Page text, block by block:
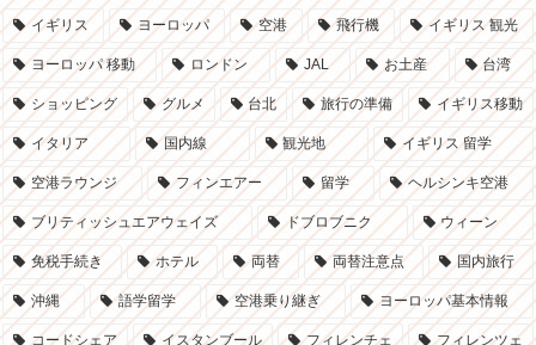
イギリス ヨーロッパ 空港 飛行機 イギリス 観光
ヨーロッパ 移動 ロンドン JAL お土産 台湾
ショッピング グルメ 台北 旅行の準備 イギリス移動
イタリア 国内線 観光地 イギリス 留学
空港ラウンジ フィンエアー 留学 ヘルシンキ空港
ブリティッシュエアウェイズ ドブロブニク ウィーン
免税手続き ホテル 両替 両替注意点 国内旅行
沖縄 語学留学 空港乗り継ぎ ヨーロッパ基本情報
コードシェア イスタンブール フィレンチェ フィレンツェ